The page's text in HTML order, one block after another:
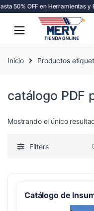
50% OFF en Herramientas y
Inicio Productos
catálogo PDF
Mostrando el único
Filters
Catálogo de